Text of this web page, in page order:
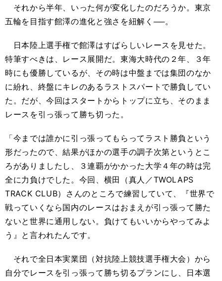
それから半年、いった何が変化したのだろうか。東京
五輪を目指す館澤の進化と強さを紐解く──。
日本陸上選手権で館澤はすばらしいレースを見せた。
特筆すべきは、レース展開だ。東海大時代の２年、３年
時にも優勝しているが、その時は中盤までは集団のなか
に紛れ、終盤にキレのあるラストスパートで勝負してい
た。だが、今回はスタートからトップに立ち、そのまま
レースを引っ張って勝ち切った。
「今までは誰かに引っ張ってもらってラスト勝負という
形だったので、結果がほかの選手の調子次第というとこ
ろがありましたし、３連覇がかかった大学４年の時は完
全に力負けでした。今回、横田（真人／TWOLAPS
TRACK CLUB）さんのところで練習していて、『世界で
戦っていくなら国内のレースはおまえが引っ張って勝た
ないと世界に通用しない。負けてもいいからやってみよ
う』と言われたんです。
それで全日本実業団（対抗陸上競技選手権大会）から
自分でレースを引っ張って勝ち切るプランにし、日本選